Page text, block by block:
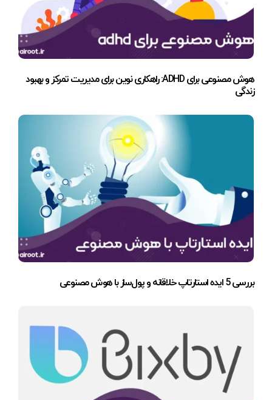
هوش مصنوعی برای ADHD: راهکاری نوین برای مدیریت تمرکز و بهبود
زندگی
بررسی 5 ایده استارتاپ خلاقانه و پول‌ساز با هوش مصنوعی